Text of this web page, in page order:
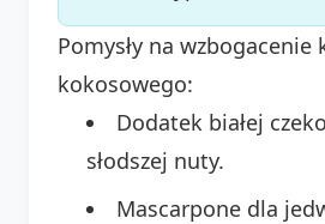
Pomysły na wzbogacenie
kokosowego:
Dodatek białej
słodszej nuty.
Mascarpone dla